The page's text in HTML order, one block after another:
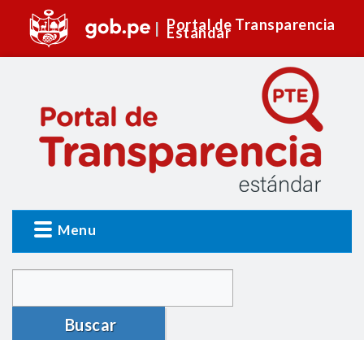
Portal de Transparencia
Estándar
Menu
Buscar